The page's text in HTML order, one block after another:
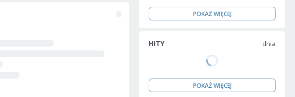
POKAŻ WIĘCEJ
HITY dnia
POKAŻ WIĘCEJ